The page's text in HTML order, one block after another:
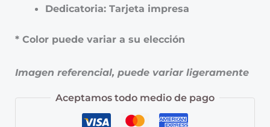
Dedicatoria: Tarjeta impresa
* Color puede variar a su elección
Imagen referencial, puede variar ligeramente
Aceptamos todo medio de pago